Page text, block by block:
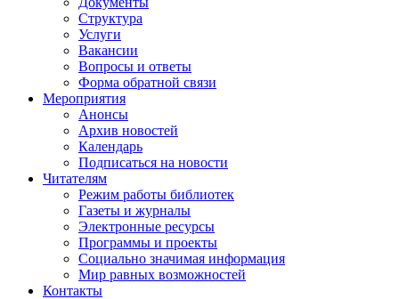
Структура
Услуги
Вакансии
Вопросы и ответы
Форма обратной связи
Мероприятия
Анонсы
Архив новостей
Календарь
Подписаться на новости
Читателям
Режим работы библиотек
Газеты и журналы
Электронные ресурсы
Программы и проекты
Социально значимая информация
Мир равных возможностей
Контакты